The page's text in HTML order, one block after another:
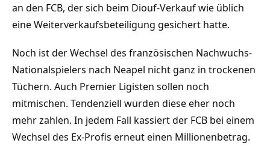
an den FCB, der sich beim Diouf-Verkauf wie üblich
eine Weiterverkaufsbeteiligung gesichert hatte.
Noch ist der Wechsel des französischen Nachwuchs-
Nationalspielers nach Neapel nicht ganz in trockenen
Tüchern. Auch Premier Ligisten sollen noch
mitmischen. Tendenziell würden diese eher noch
mehr zahlen. In jedem Fall kassiert der FCB bei einem
Wechsel des Ex-Profis erneut einen Millionenbetrag.